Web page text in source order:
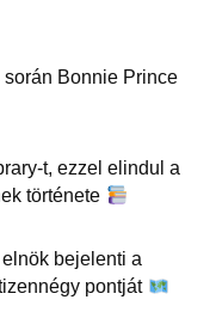
Bonnie Prince
t, ezzel elindul a
története
bejelenti a
pontját